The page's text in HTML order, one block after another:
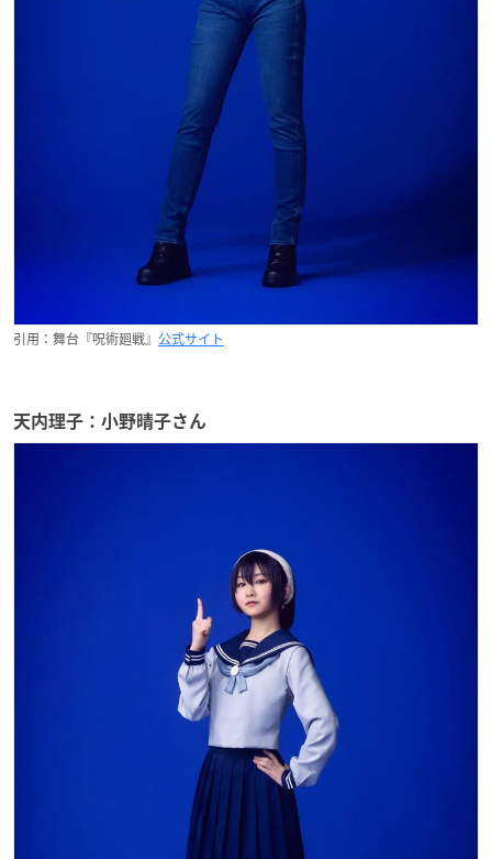
引用：舞台『呪術廻戦』 公式サイト
天内理子：小野晴子さん